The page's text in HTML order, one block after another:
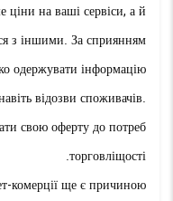
на ваші сервіси, а й
з іншими. За сприянням
одержувати інформацію
відозви споживачів.
свою оферту до потреб
торговліщості.
комерції ще є причиною